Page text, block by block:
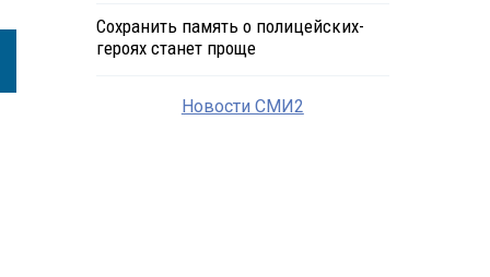
Сохранить память о полицейских-
героях станет проще
Новости СМИ2